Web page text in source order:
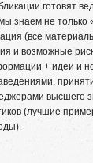
готовят
знаем не только
(все
и возможные
+ идеи и
высшего
(лучшие